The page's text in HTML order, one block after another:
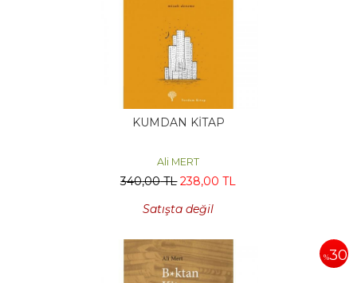
KUMDAN KİTAP
Ali MERT
340,00TL 238,00 TL
Satışta değil
%30